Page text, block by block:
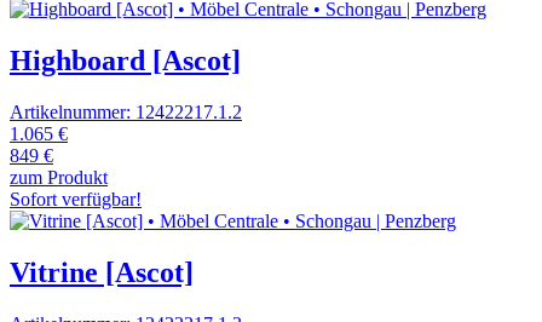
Highboard [Ascot]
Artikelnummer: 12422217.1.2
1.065 €
849 €
zum Produkt
Sofort verfügbar!
Vitrine [Ascot]